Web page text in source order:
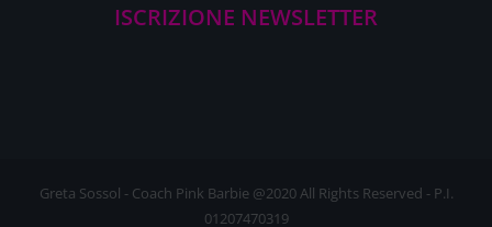
ISCRIZIONE NEWSLETTER
Greta Sossol - Coach Pink Barbie @2020 All Rights Reserved - P.I.
01207470319